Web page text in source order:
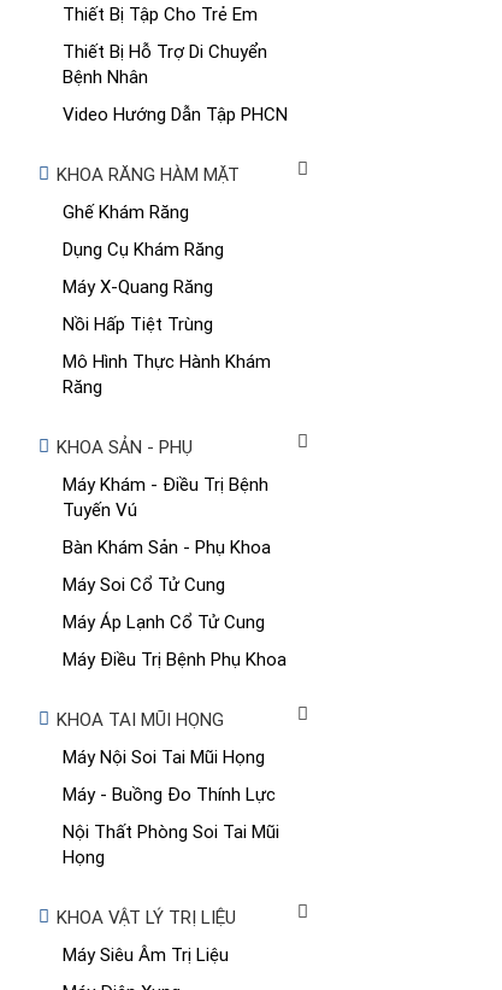
Thiết Bị Tập Cho Trẻ Em
Thiết Bị Hỗ Trợ Di Chuyển
Bệnh Nhân
Video Hướng Dẫn Tập PHCN
KHOA RĂNG HÀM MẶT
Ghế Khám Răng
Dụng Cụ Khám Răng
Máy X-Quang Răng
Nồi Hấp Tiệt Trùng
Mô Hình Thực Hành Khám
Răng
KHOA SẢN - PHỤ
Máy Khám - Điều Trị Bệnh
Tuyến Vú
Bàn Khám Sản - Phụ Khoa
Máy Soi Cổ Tử Cung
Máy Áp Lạnh Cổ Tử Cung
Máy Điều Trị Bệnh Phụ Khoa
KHOA TAI MŨI HỌNG
Máy Nội Soi Tai Mũi Họng
Máy - Buồng Đo Thính Lực
Nội Thất Phòng Soi Tai Mũi
Họng
KHOA VẬT LÝ TRỊ LIỆU
Máy Siêu Âm Trị Liệu